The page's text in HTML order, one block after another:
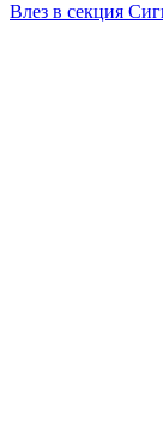
Влез в секция